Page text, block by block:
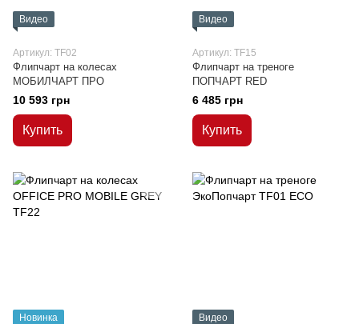
Видео
Артикул: TF02
Флипчарт на колесах
МОБИЛЧАРТ ПРО
10 593 грн
Купить
Видео
Артикул: TF15
Флипчарт на треноге
ПОПЧАРТ RED
6 485 грн
Купить
Новинка Видео